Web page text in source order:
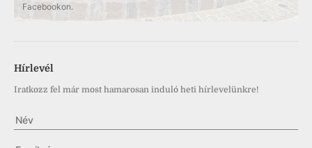
Facebookon.
Hírlevél
Iratkozz fel már most hamarosan induló heti hírlevelünkre!